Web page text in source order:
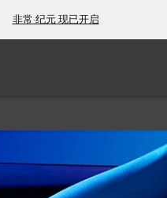
非常·纪元 现已开启